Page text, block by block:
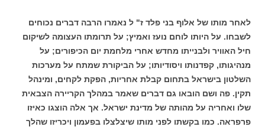
לאחר מותו של אלוף בני פלד ז" ל נאמרו הרבה דברים נכוחים
לשבחו. על היותו לוחם נועז ואמיץ; על תרומתו העצומה לשיקום
חיל האוויר ולבנייתו מחדש אחרי מלחמת יום הכיפורים; על
מנהיגותו, קפדנותו ויסודיותו; על הביקורת שמתח על מערכות
השלטון בישראל בתחום קבלת אחריות, הפקת לקחים, ומינהל
תקין. פה ושם הובאו גם דברים שאמר במהלך הקריירה הצבאית
שלו ואחריה על מהותה של מדינת ישראל. אך אלה הוצגו כאיזו
פרפראה. כמו בקשתו לפני מותו שיצלצלו בפעמון ויכריזו שהלך